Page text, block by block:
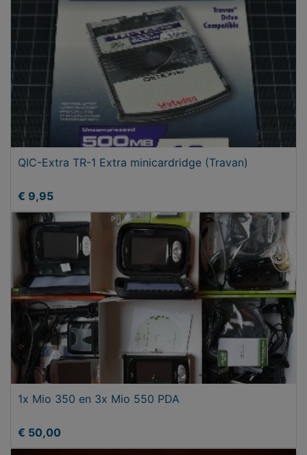
QIC-Extra TR-1 Extra minicardridge (Travan)
€ 9,95
1x Mio 350 en 3x Mio 550 PDA
€ 50,00